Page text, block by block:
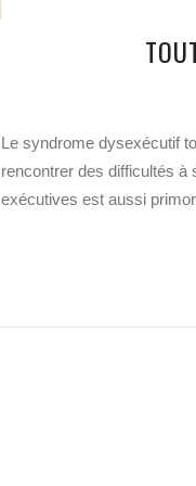
Le syndrome dysexécutif
rencontrer des difficultés à
exécutives est aussi